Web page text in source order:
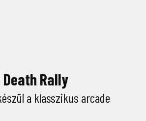
Rally
a klasszikus arcade